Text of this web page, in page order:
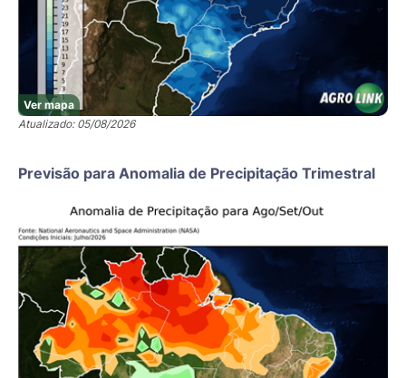
Ver mapa
Atualizado: 05/08/2026
Previsão para Anomalia de Precipitação Trimestral